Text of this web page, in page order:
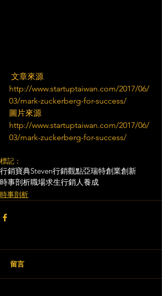
文章來源
http://www.startuptaiwan.com/2017/06/
03/mark-zuckerberg-for-success/
圖片來源
http://www.startuptaiwan.com/2017/06/
03/mark-zuckerberg-for-success/
標記：
行銷寶典Steven行銷觀點亞瑞特創業創新
時事剖析職場求生行銷人養成
時事剖析
留言